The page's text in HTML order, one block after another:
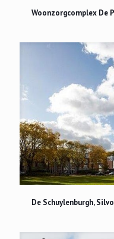
Woonzorgcomplex De
De
De Schuylenburgh,